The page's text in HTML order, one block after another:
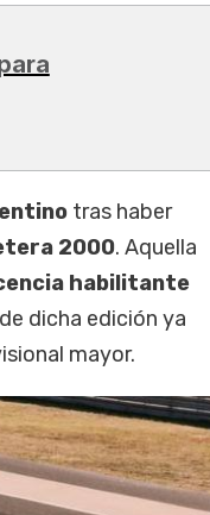
tras haber
2000. Aquella
habilitante
dicha edición ya
mayor.